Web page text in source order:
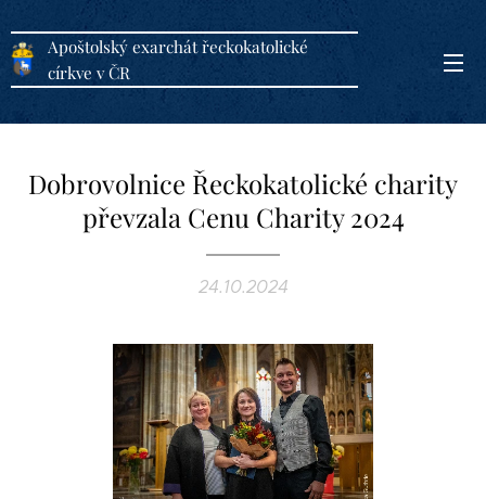
Apoštolský exarchát řeckokatolické
církve v ČR
Dobrovolnice Řeckokatolické charity
převzala Cenu Charity 2024
24.10.2024